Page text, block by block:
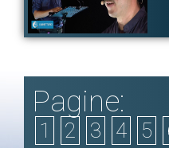
Autore:Mario Desiati
ARTE CONTEMPORANEA" Mario
nozze" Spazio sonoro: Marino
Tag:La grande Letteratura |
Pagine:
1 2 3 4 5